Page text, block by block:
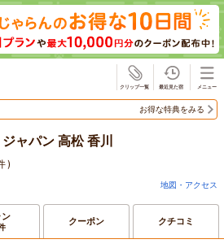
お得な特典をみる
ャパン 高松 香川
)
地図・アクセス
クーポン クチコミ